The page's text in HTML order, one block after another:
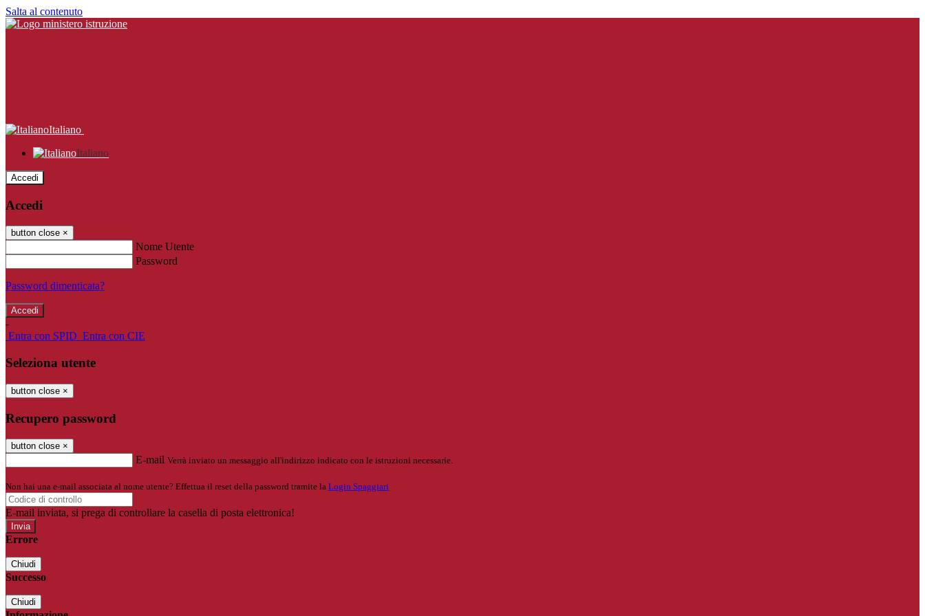
Salta al contenuto
Italiano
Italiano
Accedi
Accedi
button close ×
Nome Utente
Password
Password dimenticata?
-
Entra con SPID Entra con CIE
Seleziona utente
button close ×
Recupero password
button close ×
E-mail Verrà inviato un messaggio all'indirizzo indicato con le istruzioni necessarie.
Non hai una e-mail associata al nome utente? Effettua il reset della password tramite la Login Spaggiari
E-mail inviata, si prega di controllare la casella di posta elettronica!
Errore
Chiudi
Successo
Chiudi